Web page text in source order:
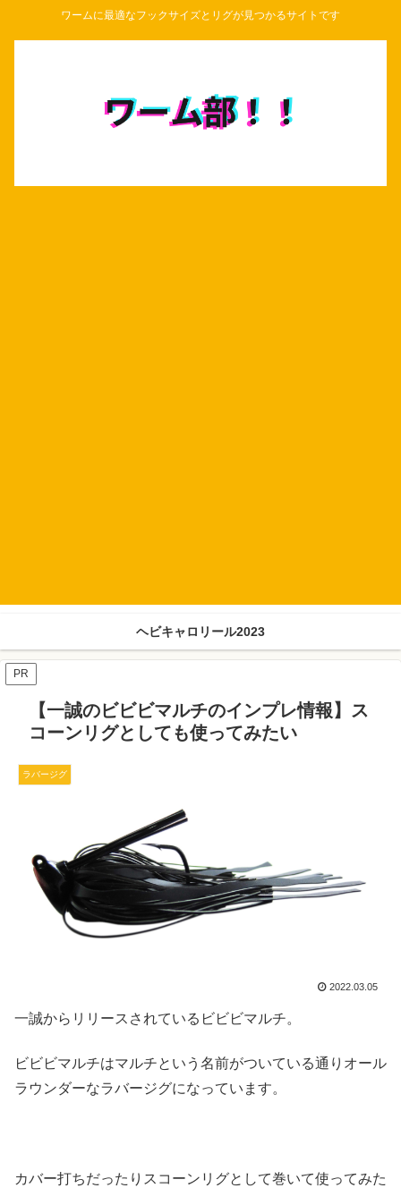
ワームに最適なフックサイズとリグが見つかるサイトです
ヘビキャロリール2023
PR
【一誠のビビビマルチのインプレ情報】ス
コーンリグとしても使ってみたい
ラバージグ
2022.03.05
一誠からリリースされているビビビマルチ。
ビビビマルチはマルチという名前がついている通りオール
ラウンダーなラバージグになっています。
カバー打ちだったりスコーンリグとして巻いて使ってみた